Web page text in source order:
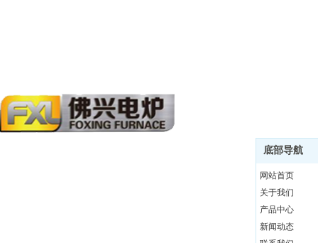
底部导航
网站首页
关于我们
产品中心
新闻动态